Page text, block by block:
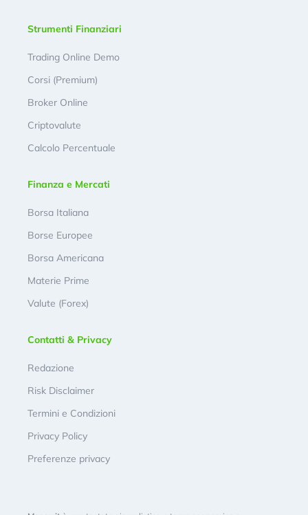
Strumenti Finanziari
Trading Online Demo
Corsi (Premium)
Broker Online
Criptovalute
Calcolo Percentuale
Finanza e Mercati
Borsa Italiana
Borse Europee
Borsa Americana
Materie Prime
Valute (Forex)
Contatti & Privacy
Redazione
Risk Disclaimer
Termini e Condizioni
Privacy Policy
Preferenze privacy